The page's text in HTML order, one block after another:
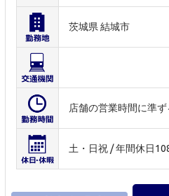
茨城県 結城市
店舗の営業時間に準ず
土・日祝 / 年間休日